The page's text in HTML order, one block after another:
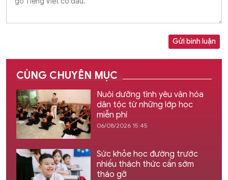
Gửi bình luận
CÙNG CHUYÊN MỤC
Nuôi dưỡng tình yêu văn hóa
dân tộc từ những lớp học
miễn phí
06/08/2026 15:45
Sức khỏe học đường trước
nhiều thách thức cần sớm
tháo gỡ